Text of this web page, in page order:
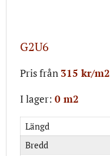
G2U6
Pris från 315 kr/m2
I lager: 0 m2
Längd
Bredd